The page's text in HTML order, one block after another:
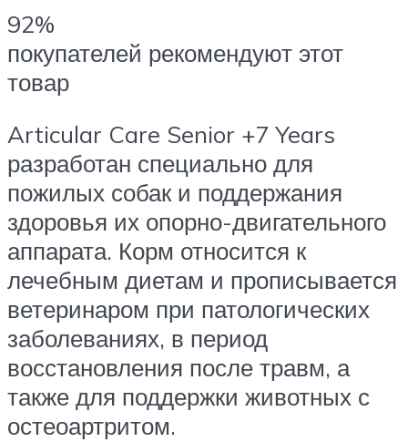
92%
покупателей рекомендуют этот
товар
Articular Care Senior +7 Years
разработан специально для
пожилых собак и поддержания
здоровья их опорно-двигательного
аппарата. Корм относится к
лечебным диетам и прописывается
ветеринаром при патологических
заболеваниях, в период
восстановления после травм, а
также для поддержки животных с
остеоартритом.